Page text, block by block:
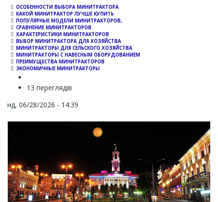
ОСОБЕННОСТИ ВЫБОРА МИНИТРАКТОРА
КАКОЙ МИНИТРАКТОР ЛУЧШЕ КУПИТЬ
ПОПУЛЯРНЫЕ МОДЕЛИ МИНИТРАКТОРОВ,
СРАВНЕНИЕ МИНИТРАКТОРОВ
ХАРАКТЕРИСТИКИ МИНИТРАКТОРОВ
ВЫБОР МИНИТРАКТОРА ДЛЯ ХОЗЯЙСТВА
МИНИТРАКТОРЫ ДЛЯ СЕЛЬСКОГО ХОЗЯЙСТВА
МИНИТРАКТОРЫ С НАВЕСНЫМ ОБОРУДОВАНИЕМ
ПРЕИМУЩЕСТВА МИНИТРАКТОРОВ
ЭКОНОМИЧНЫЕ МИНИТРАКТОРЫ
13 переглядів
нд, 06/28/2026 - 14:39